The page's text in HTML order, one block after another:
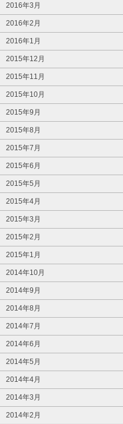
2016年3月
2016年2月
2016年1月
2015年12月
2015年11月
2015年10月
2015年9月
2015年8月
2015年7月
2015年6月
2015年5月
2015年4月
2015年3月
2015年2月
2015年1月
2014年10月
2014年9月
2014年8月
2014年7月
2014年6月
2014年5月
2014年4月
2014年3月
2014年2月